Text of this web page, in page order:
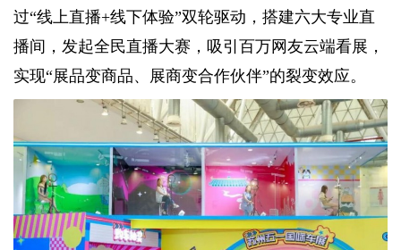
过“线上直播+线下体验”双轮驱动，搭建六大专业直
播间，发起全民直播大赛，吸引百万网友云端看展，
实现“展品变商品、展商变合作伙伴”的裂变效应。